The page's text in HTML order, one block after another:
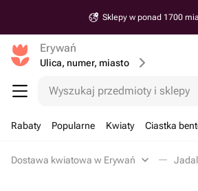
Sklepy w ponad 1700
Erywań
Ulica, numer, miasto
Wyszukaj przedmioty i sklepy
Rabaty Popularne Kwiaty Ciastka
Dostawa kwiatowa w Erywań